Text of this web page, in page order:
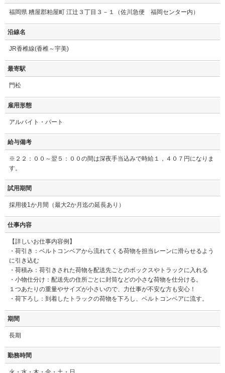
福岡県 糟屋郡粕屋町 江辻３丁目３－１（佐川急便 福岡センター内）
沿線名
JR香椎線(香椎～宇美)
最寄駅
門松
雇用形態
アルバイト・パート
給与備考
※２２：００～翌５：００の間は深夜手当込みで時給１，４０７円になりま
す。
試用期間
採用後1か月間（最大2か月迄の延長あり）
仕事内容
【詳しいお仕事内容例】
・荷引き：ベルトコンベアから流れてくる荷物を担当レーンに滑らせるよう
に引き込む
・荷積み：荷引きされた荷物を配送先ごとのボックスやトラックに入れる
・小物仕分け：配送先の住所ごとに封筒などの小さな荷物を仕分ける。
１つあたりの重量やサイズが小さいので、力仕事が不安な方も安心！
・荷下ろし：到着したトラックの荷物を下ろし、ベルトコンベアに流す。
期間
長期
勤務時間